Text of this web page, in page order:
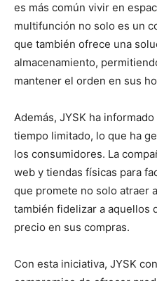
es más común vivir en
multifunción no solo es un
que también ofrece una
almacenamiento,
mantener el orden en sus
Además, JYSK ha
tiempo limitado, lo que ha
los consumidores. La
web y tiendas físicas para
que promete no solo atraer
también fidelizar a aquellos
precio en sus compras.
Con esta iniciativa, JYSK